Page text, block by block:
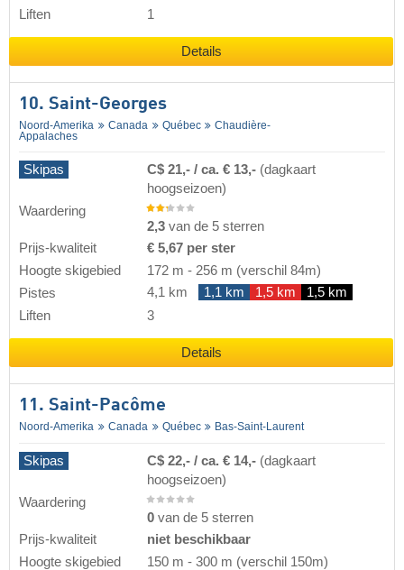
Liften
1
Details
10. Saint-Georges
Noord-Amerika Canada Québec
Chaudière-
Appalaches
Skipas C$ 21,- / ca. € 13,- (dagkaart
hoogseizoen)
Waardering
2,3 van de 5 sterren
Prijs-kwaliteit
€ 5,67 per ster
Hoogte skigebied
172 m - 256 m (verschil 84m)
Pistes
4,1 km 1,1 km 1,5 km
1,5 km
Liften
3
Details
11. Saint-Pacôme
Noord-Amerika Canada Québec Bas-Saint-Laurent
Skipas C$ 22,- / ca. € 14,- (dagkaart
hoogseizoen)
Waardering
0 van de 5 sterren
Prijs-kwaliteit
niet beschikbaar
Hoogte skigebied
150 m - 300 m (verschil 150m)